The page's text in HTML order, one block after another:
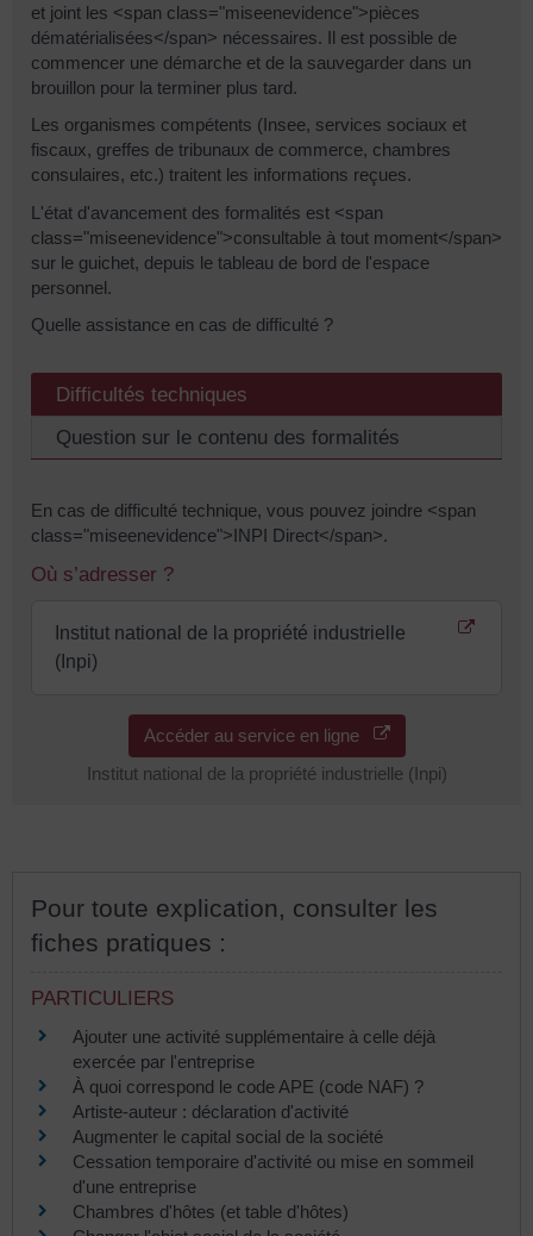
et joint les <span class="miseenevidence">pièces
dématérialisées</span> nécessaires. Il est possible de
commencer une démarche et de la sauvegarder dans un
brouillon pour la terminer plus tard.
Les organismes compétents (Insee, services sociaux et
fiscaux, greffes de tribunaux de commerce, chambres
consulaires, etc.) traitent les informations reçues.
L'état d'avancement des formalités est <span
class="miseenevidence">consultable à tout moment</span>
sur le guichet, depuis le tableau de bord de l'espace
personnel.
Quelle assistance en cas de difficulté ?
Difficultés techniques
Question sur le contenu des formalités
En cas de difficulté technique, vous pouvez joindre <span
class="miseenevidence">INPI Direct</span>.
Où s’adresser ?
Institut national de la propriété industrielle
(Inpi)
Accéder au service en ligne
Institut national de la propriété industrielle (Inpi)
Pour toute explication, consulter les
fiches pratiques :
PARTICULIERS
Ajouter une activité supplémentaire à celle déjà
exercée par l'entreprise
À quoi correspond le code APE (code NAF) ?
Artiste-auteur : déclaration d'activité
Augmenter le capital social de la société
Cessation temporaire d'activité ou mise en sommeil
d'une entreprise
Chambres d'hôtes (et table d'hôtes)